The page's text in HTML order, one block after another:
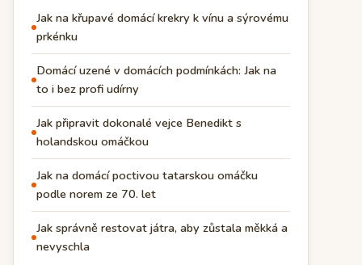
Jak na křupavé domácí krekry k vínu a sýrovému
prkénku
Domácí uzené v domácích podmínkách: Jak na
to i bez profi udírny
Jak připravit dokonalé vejce Benedikt s
holandskou omáčkou
Jak na domácí poctivou tatarskou omáčku
podle norem ze 70. let
Jak správně restovat játra, aby zůstala měkká a
nevyschla